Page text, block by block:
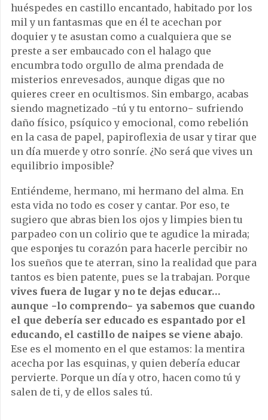
huéspedes en castillo encantado, habitado por los
mil y un fantasmas que en él te acechan por
doquier y te asustan como a cualquiera que se
preste a ser embaucado con el halago que
encumbra todo orgullo de alma prendada de
misterios enrevesados, aunque digas que no
quieres creer en ocultismos. Sin embargo, acabas
siendo magnetizado −tú y tu entorno− sufriendo
daño físico, psíquico y emocional, como rebelión
en la casa de papel, papiroflexia de usar y tirar que
un día muerde y otro sonríe. ¿No será que vives un
equilibrio imposible?
Entiéndeme, hermano, mi hermano del alma. En
esta vida no todo es coser y cantar. Por eso, te
sugiero que abras bien los ojos y limpies bien tu
parpadeo con un colirio que te agudice la mirada;
que esponjes tu corazón para hacerle percibir no
los sueños que te aterran, sino la realidad que para
tantos es bien patente, pues se la trabajan. Porque
vives fuera de lugar y no te dejas educar…
aunque −lo comprendo− ya sabemos que cuando
el que debería ser educado es espantado por el
educando, el castillo de naipes se viene abajo.
Ese es el momento en el que estamos: la mentira
acecha por las esquinas, y quien debería educar
pervierte. Porque un día y otro, hacen como tú y
salen de ti, y de ellos sales tú.